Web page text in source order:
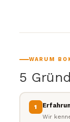
WARUM
5
1
Wir